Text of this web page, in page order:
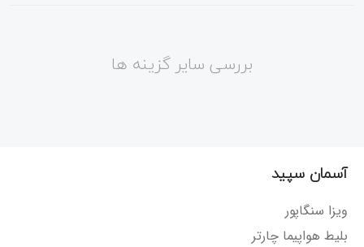
بررسی سایر گزینه ها
آسمان سپید
ویزا سنگاپور
بلیط هواپیما چارتر